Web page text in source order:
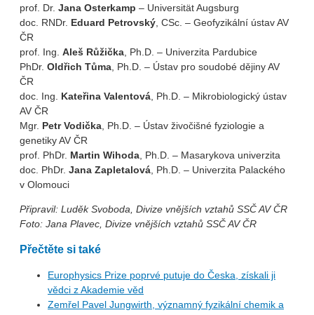
prof. Dr. Jana Osterkamp – Universität Augsburg
doc. RNDr. Eduard Petrovský , CSc. – Geofyzikální ústav AV
ČR
prof. Ing. Aleš Růžička , Ph.D. – Univerzita Pardubice
PhDr. Oldřich Tůma , Ph.D. – Ústav pro soudobé dějiny AV
ČR
doc. Ing. Kateřina Valentová , Ph.D. – Mikrobiologický ústav
AV ČR
Mgr. Petr Vodička , Ph.D. – Ústav živočišné fyziologie a
genetiky AV ČR
prof. PhDr. Martin Wihoda , Ph.D. – Masarykova univerzita
doc. PhDr. Jana Zapletalová , Ph.D. – Univerzita Palackého
v Olomouci
Připravil: Luděk Svoboda, Divize vnějších vztahů SSČ AV ČR
Foto: Jana Plavec, Divize vnějších vztahů SSČ AV ČR
Přečtěte si také
Europhysics Prize poprvé putuje do Česka, získali ji
vědci z Akademie věd
Zemřel Pavel Jungwirth, významný fyzikální chemik a